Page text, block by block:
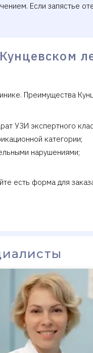
Если запястье
Преимущества
УЗИ экспертного
категории;
нарушениями;
есть форма для